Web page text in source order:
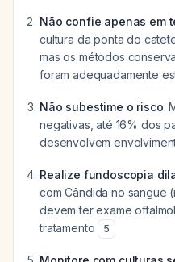
Não confie apenas em
cultura da ponta do
mas os métodos
foram adequadamente
Não subestime o risco:
negativas, até 16% dos
desenvolvem
Realize fundoscopia
com Cândida no sangue
devem ter exame
tratamento
5